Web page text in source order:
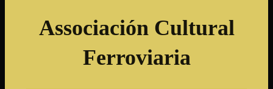
Associación Cultural
Ferroviaria